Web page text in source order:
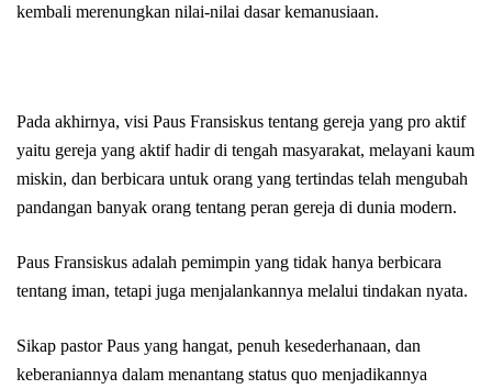
kembali merenungkan nilai-nilai dasar kemanusiaan.
Pada akhirnya, visi Paus Fransiskus tentang gereja yang pro aktif
yaitu gereja yang aktif hadir di tengah masyarakat, melayani kaum
miskin, dan berbicara untuk orang yang tertindas telah mengubah
pandangan banyak orang tentang peran gereja di dunia modern.
Paus Fransiskus adalah pemimpin yang tidak hanya berbicara
tentang iman, tetapi juga menjalankannya melalui tindakan nyata.
Sikap pastor Paus yang hangat, penuh kesederhanaan, dan
keberaniannya dalam menantang status quo menjadikannya